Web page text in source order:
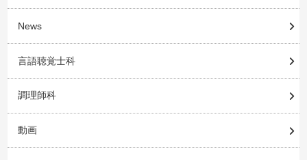
News
言語聴覚士科
調理師科
動画